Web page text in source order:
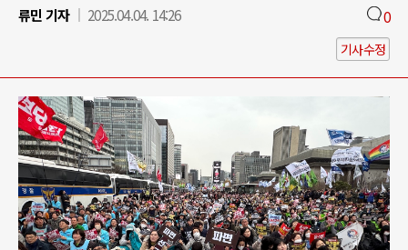
류민 기자
2025.04.04. 14:26 0
기사수정